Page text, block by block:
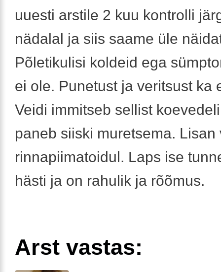
uuesti arstile 2 kuu kontrolli
nädalal ja siis saame üle
Põletikulisi koldeid ega
ei ole. Punetust ja veritsust ka
Veidi immitseb sellist
paneb siiski muretsema. Lisan
rinnapiimatoidul. Laps ise
hästi ja on rahulik ja rõõmus.
Arst vastas: